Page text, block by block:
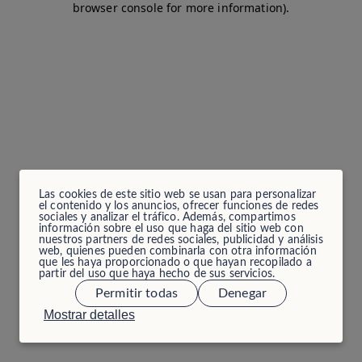
Las cookies de este sitio web se usan para personalizar
el contenido y los anuncios, ofrecer funciones de redes
sociales y analizar el tráfico. Además, compartimos
información sobre el uso que haga del sitio web con
nuestros partners de redes sociales, publicidad y análisis
web, quienes pueden combinarla con otra información
que les haya proporcionado o que hayan recopilado a
partir del uso que haya hecho de sus servicios.
Mostrar detalles
Permitir todas Denegar
browser console for more information).